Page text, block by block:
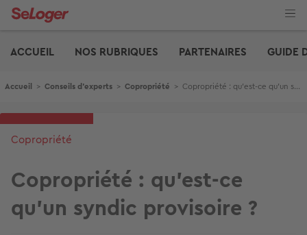
Aller
ACCUEIL
NOS RUBRIQUES PARTENAIRES GUIDE
Fil d'Ariane
Accueil > Conseils d'experts > Copropriété > Copropriété : qu’est-ce qu'un syndic provisoire ?
Copropriété
Copropriété : qu’est-ce
qu'un syndic provisoire ?